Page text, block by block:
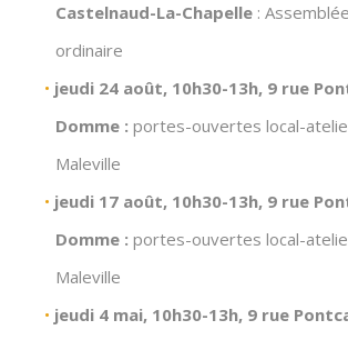
Castelnaud-La-Chapelle :
ordinaire
jeudi 24 août, 10h30-13h, 9 rue
Domme : portes-ouvertes local-
Maleville
jeudi 17 août, 10h30-13h, 9 rue
Domme : portes-ouvertes local-
Maleville
jeudi 4 mai, 10h30-13h, 9 rue